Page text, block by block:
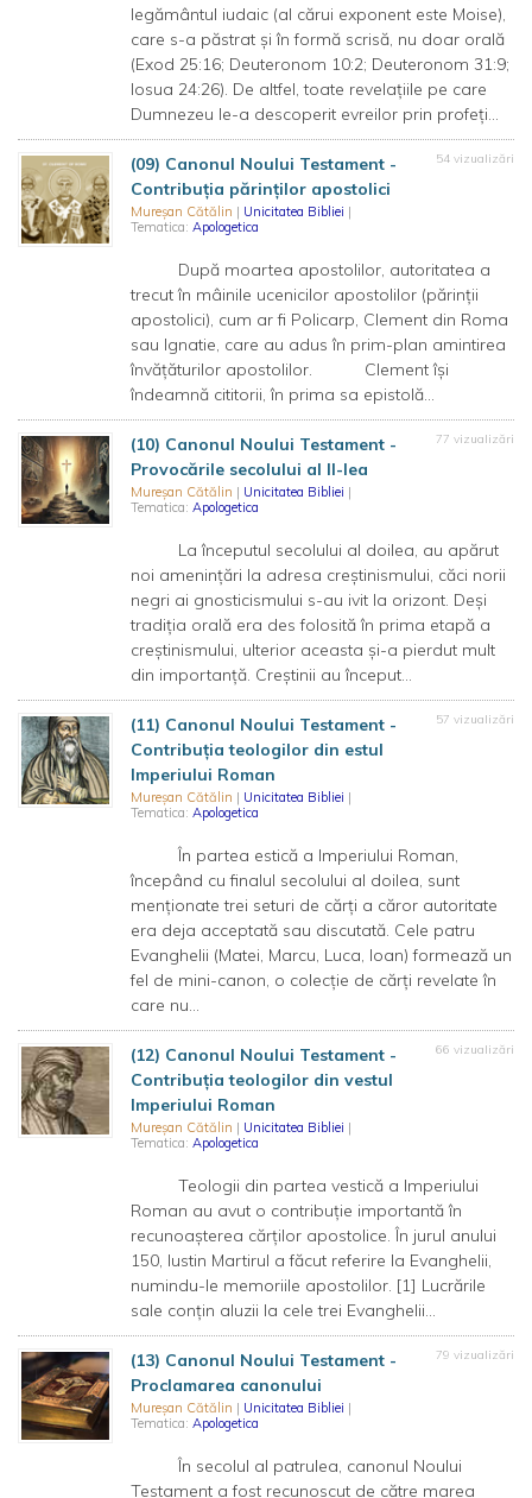
legământul iudaic (al cărui exponent este Moise),
care s-a păstrat și în formă scrisă, nu doar orală
(Exod 25:16; Deuteronom 10:2; Deuteronom 31:9;
Iosua 24:26). De altfel, toate revelațiile pe care
Dumnezeu le-a descoperit evreilor prin profeți...
(09) Canonul Noului Testament -
Contribuția părinților apostolici
Mureșan Cătălin | Unicitatea Bibliei |
Tematica: Apologetica
54 vizualizări
După moartea apostolilor, autoritatea a
trecut în mâinile ucenicilor apostolilor (părinții
apostolici), cum ar fi Policarp, Clement din Roma
sau Ignatie, care au adus în prim-plan amintirea
învățăturilor apostolilor. Clement își
îndeamnă cititorii, în prima sa epistolă...
(10) Canonul Noului Testament -
Provocările secolului al II-lea
Mureșan Cătălin | Unicitatea Bibliei |
Tematica: Apologetica
77 vizualizări
La începutul secolului al doilea, au apărut
noi amenințări la adresa creștinismului, căci norii
negri ai gnosticismului s-au ivit la orizont. Deși
tradiția orală era des folosită în prima etapă a
creștinismului, ulterior aceasta și-a pierdut mult
din importanță. Creștinii au început...
(11) Canonul Noului Testament -
Contribuția teologilor din estul
Imperiului Roman
Mureșan Cătălin | Unicitatea Bibliei |
Tematica: Apologetica
57 vizualizări
În partea estică a Imperiului Roman,
începând cu finalul secolului al doilea, sunt
menționate trei seturi de cărți a căror autoritate
era deja acceptată sau discutată. Cele patru
Evanghelii (Matei, Marcu, Luca, Ioan) formează un
fel de mini-canon, o colecție de cărți revelate în
care nu...
(12) Canonul Noului Testament -
Contribuția teologilor din vestul
Imperiului Roman
Mureșan Cătălin | Unicitatea Bibliei |
Tematica: Apologetica
66 vizualizări
Teologii din partea vestică a Imperiului
Roman au avut o contribuție importantă în
recunoașterea cărților apostolice. În jurul anului
150, Iustin Martirul a făcut referire la Evanghelii,
numindu-le memoriile apostolilor. [1] Lucrările
sale conțin aluzii la cele trei Evanghelii...
(13) Canonul Noului Testament -
Proclamarea canonului
Mureșan Cătălin | Unicitatea Bibliei |
Tematica: Apologetica
79 vizualizări
În secolul al patrulea, canonul Noului
Testament a fost recunoscut de către marea